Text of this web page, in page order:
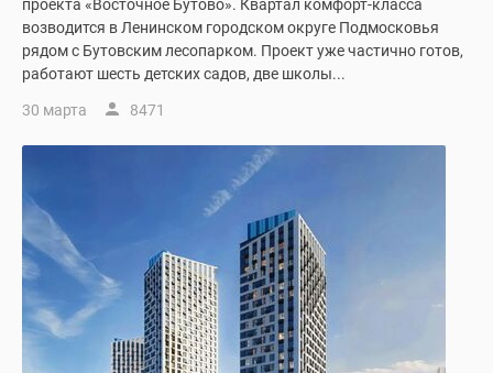
проекта «Восточное Бутово». Квартал комфорт-класса
возводится в Ленинском городском округе Подмосковья
рядом с Бутовским лесопарком. Проект уже частично готов,
работают шесть детских садов, две школы...
30 марта 8471